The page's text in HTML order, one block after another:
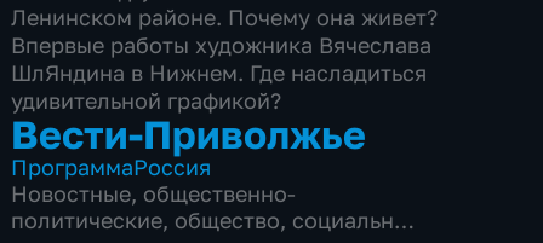
Ленинском районе. Почему она живет?
Впервые работы художника Вячеслава
ШлЯндина в Нижнем. Где насладиться
удивительной графикой?
Вести-Приволжье
ПрограммаРоссия
Новостные, общественно-
политические, общество, социально-